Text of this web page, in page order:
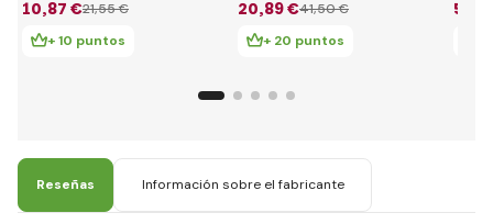
10,87 €21,55 €
+ 10 puntos
20,89 €41,50 €
+ 20 puntos
5
Reseñas Información sobre el fabricante